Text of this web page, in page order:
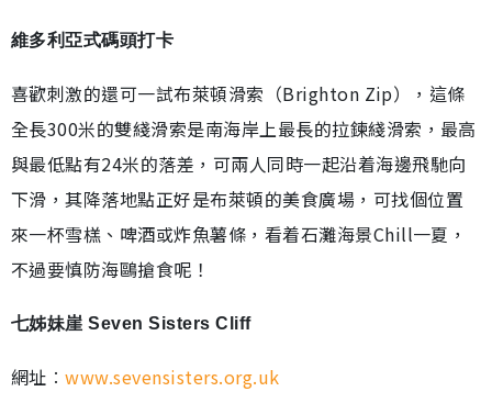
維多利亞式碼頭打卡
喜歡刺激的還可一試布萊頓滑索（Brighton Zip），這條
全長300米的雙綫滑索是南海岸上最長的拉鍊綫滑索，最高
與最低點有24米的落差，可兩人同時一起沿着海邊飛馳向
下滑，其降落地點正好是布萊頓的美食廣場，可找個位置
來一杯雪榚、啤酒或炸魚薯條，看着石灘海景Chill一夏，
不過要慎防海鷗搶食呢！
七姊妹崖 Seven Sisters Cliff
網址︰www.sevensisters.org.uk